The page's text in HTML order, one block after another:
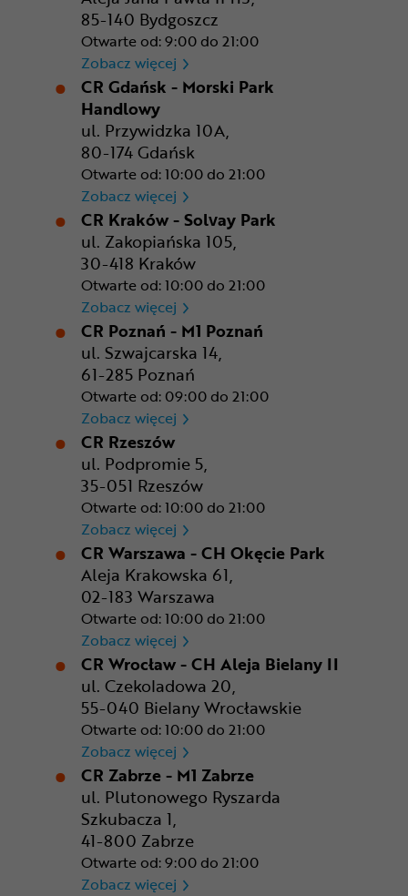
85-140 Bydgoszcz
Otwarte od: 9:00 do 21:00
Zobacz więcej CR Bydgoszcz - Comfy Park
CR Gdańsk - Morski Park
Handlowy
ul. Przywidzka 10A,
80-174 Gdańsk
Otwarte od: 10:00 do 21:00
Zobacz więcej CR Gdańsk - Morski Park
CR Kraków - Solvay Park
ul. Zakopiańska 105,
30-418 Kraków
Otwarte od: 10:00 do 21:00
Zobacz więcej CR Kraków - Solvay Park
CR Poznań - M1 Poznań
ul. Szwajcarska 14,
61-285 Poznań
Otwarte od: 09:00 do 21:00
Zobacz więcej CR Poznań - M1 Poznań
CR Rzeszów
ul. Podpromie 5,
35-051 Rzeszów
Otwarte od: 10:00 do 21:00
Zobacz więcej CR Rzeszów
CR Warszawa - CH Okęcie Park
Aleja Krakowska 61,
02-183 Warszawa
Otwarte od: 10:00 do 21:00
Zobacz więcej CR Warszawa - CH Okęcie
CR Wrocław - CH Aleja Bielany II
ul. Czekoladowa 20,
55-040 Bielany Wrocławskie
Otwarte od: 10:00 do 21:00
Zobacz więcej CR Wrocław - CH Aleja
CR Zabrze - M1 Zabrze
ul. Plutonowego Ryszarda
Szkubacza 1,
41-800 Zabrze
Otwarte od: 9:00 do 21:00
Zobacz więcej CR Zabrze - M1 Zabrze